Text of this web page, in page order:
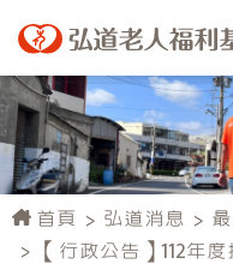
首頁 弘道消息
【行政公告】112年